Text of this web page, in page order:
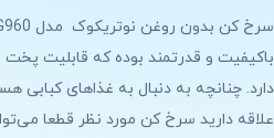
دارد. چنانچه به دنبال به غذاهای کبابی
علاقه دارید سرخ کن مورد نظر قطعا